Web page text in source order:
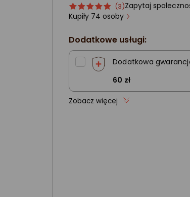
ocena
produktu
gwiazdki
Ocena
produktu
(3)Zapytaj
Kupiły 74 osoby
Dodatkowe usługi:
Dodatkowa
60 zł
Zobacz więcej